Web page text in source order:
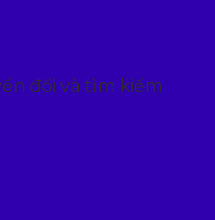
đổi và tìm kiếm